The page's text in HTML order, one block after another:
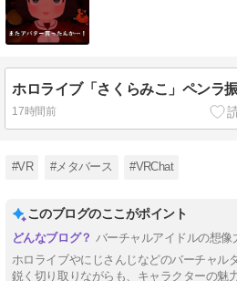
17時間前
#VR #メタバース #VRChat
このブログのここがポイント
バーチャルアイドルの想像
ホロライブやにじさんじなどのバーチャル
鋭く切り取りながらも、キャラクターの魅